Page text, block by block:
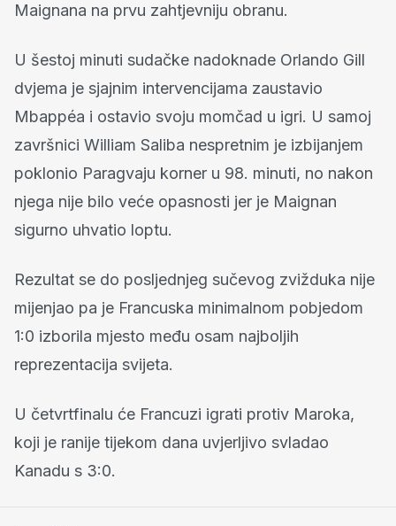
Maignana na prvu zahtjevniju obranu.
U šestoj minuti sudačke nadoknade Orlando Gill
dvjema je sjajnim intervencijama zaustavio
Mbappéa i ostavio svoju momčad u igri. U samoj
završnici William Saliba nespretnim je izbijanjem
poklonio Paragvaju korner u 98. minuti, no nakon
njega nije bilo veće opasnosti jer je Maignan
sigurno uhvatio loptu.
Rezultat se do posljednjeg sučevog zvižduka nije
mijenjao pa je Francuska minimalnom pobjedom
1:0 izborila mjesto među osam najboljih
reprezentacija svijeta.
U četvrtfinalu će Francuzi igrati protiv Maroka,
koji je ranije tijekom dana uvjerljivo svladao
Kanadu s 3:0.